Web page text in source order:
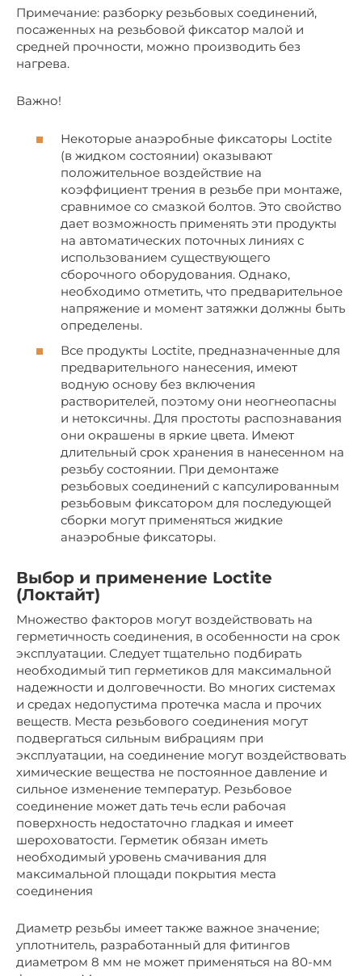
Примечание: разборку резьбовых соединений,
посаженных на резьбовой фиксатор малой и
средней прочности, можно производить без
нагрева.
Важно!
Некоторые анаэробные фиксаторы Loctite
(в жидком состоянии) оказывают
положительное воздействие на
коэффициент трения в резьбе при монтаже,
сравнимое со смазкой болтов. Это свойство
дает возможность применять эти продукты
на автоматических поточных линиях с
использованием существующего
сборочного оборудования. Однако,
необходимо отметить, что предварительное
напряжение и момент затяжки должны быть
определены.
Все продукты Loctite, предназначенные для
предварительного нанесения, имеют
водную основу без включения
растворителей, поэтому они неогнеопасны
и нетоксичны. Для простоты распознавания
они окрашены в яркие цвета. Имеют
длительный срок хранения в нанесенном на
резьбу состоянии. При демонтаже
резьбовых соединений с капсулированным
резьбовым фиксатором для последующей
сборки могут применяться жидкие
анаэробные фиксаторы.
Выбор и применение Loctite
(Локтайт)
Множество факторов могут воздействовать на
герметичность соединения, в особенности на срок
эксплуатации. Следует тщательно подбирать
необходимый тип герметиков для максимальной
надежности и долговечности. Во многих системах
и средах недопустима протечка масла и прочих
веществ. Места резьбового соединения могут
подвергаться сильным вибрациям при
эксплуатации, на соединение могут воздействовать
химические вещества не постоянное давление и
сильное изменение температур. Резьбовое
соединение может дать течь если рабочая
поверхность недостаточно гладкая и имеет
шероховатости. Герметик обязан иметь
необходимый уровень смачивания для
максимальной площади покрытия места
соединения
Диаметр резьбы имеет также важное значение;
уплотнитель, разработанный для фитингов
диаметром 8 мм не может применяться на 80-мм